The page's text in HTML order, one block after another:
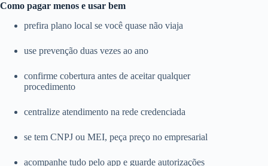
Como pagar menos e usar bem
prefira plano local se você quase não viaja
use prevenção duas vezes ao ano
confirme cobertura antes de aceitar qualquer
procedimento
centralize atendimento na rede credenciada
se tem CNPJ ou MEI, peça preço no empresarial
acompanhe tudo pelo app e guarde autorizações